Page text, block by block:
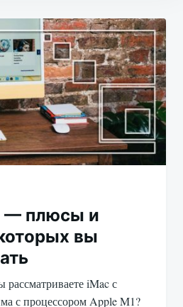
— плюсы и
вы
iMac с
с процессором Apple M1?